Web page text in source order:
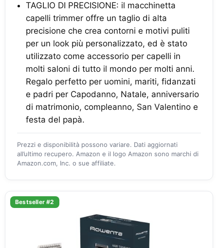
TAGLIO DI PRECISIONE: il macchinetta
capelli trimmer offre un taglio di alta
precisione che crea contorni e motivi puliti
per un look più personalizzato, ed è stato
utilizzato come accessorio per capelli in
molti saloni di tutto il mondo per molti anni.
Regalo perfetto per uomini, mariti, fidanzati
e padri per Capodanno, Natale, anniversario
di matrimonio, compleanno, San Valentino e
festa del papà.
Prezzi e disponibilità possono variare. Dati aggiornati
all’ultimo recupero. Amazon e il logo Amazon sono marchi di
Amazon.com, Inc. o sue affiliate.
Bestseller #2